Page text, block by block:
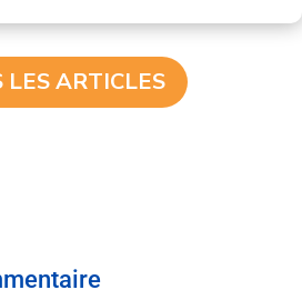
LES ARTICLES